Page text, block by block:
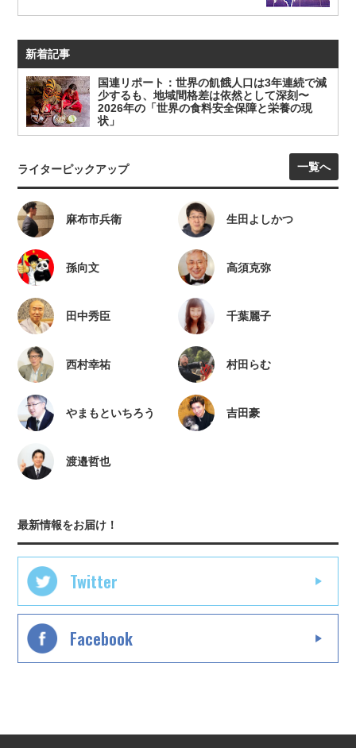
新着記事
国連リポート：世界の飢餓人口は3年連続で減
少するも、地域間格差は依然として深刻〜
2026年の「世界の食料安全保障と栄養の現
状」
ライターピックアップ 一覧へ
麻布市兵衛 生田よしかつ
孫向文 高須克弥
田中秀臣 千葉麗子
西村幸祐 村田らむ
やまもといちろう 吉田豪
渡邉哲也
最新情報をお届け！
Twitter
Facebook